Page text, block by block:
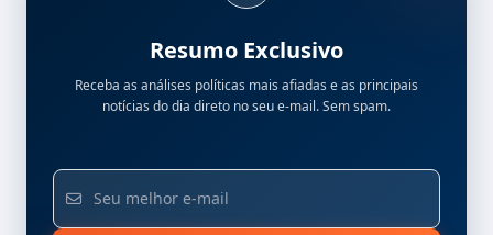
Resumo Exclusivo
Receba as análises políticas mais afiadas e as principais
notícias do dia direto no seu e-mail. Sem spam.